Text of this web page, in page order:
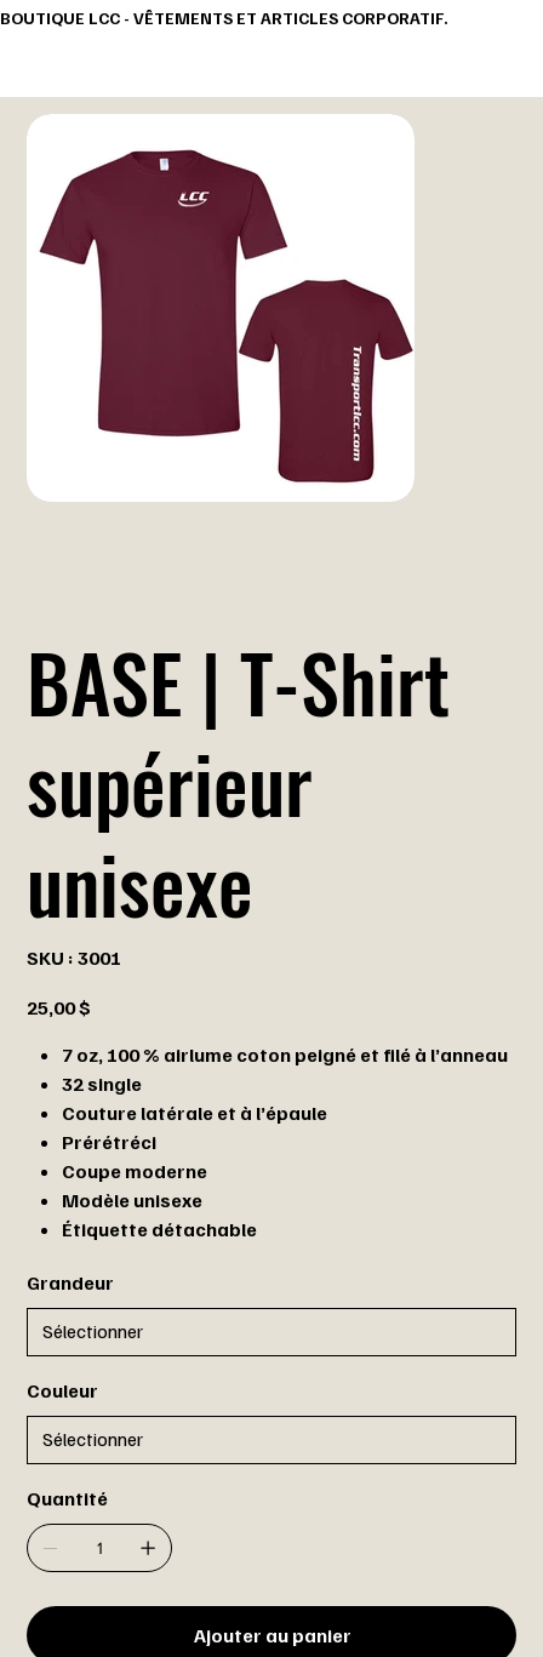
BOUTIQUE LCC - VÊTEMENTS ET ARTICLES CORPORATIF.
BASE | T-Shirt
supérieur
unisexe
SKU : 3001
3001
25,00 $
7 oz, 100 % airlume coton peigné et filé à l’anneau
32 single
Couture latérale et à l’épaule
Prérétréci
Coupe moderne
Modèle unisexe
Étiquette détachable
Grandeur
Couleur
Quantité
Ajouter au panier